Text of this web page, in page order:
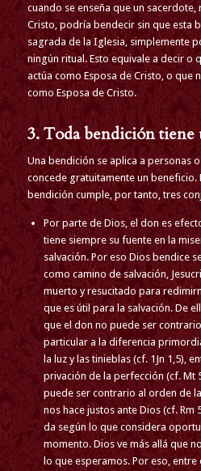
cuando se enseña que un
Cristo, podría bendecir sin que esta
sagrada de la Iglesia, simplemente
ningún ritual. Esto equivale a decir o
actúa como Esposa de Cristo, o que
como Esposa de Cristo.
3. Toda bendición
Una bendición se aplica a personas
concede gratuitamente un beneficio.
bendición cumple, por tanto, tres
Por parte de Dios, el don es
tiene siempre su fuente en la
salvación. Por eso Dios bendice
como camino de salvación,
muerto y resucitado para
que es útil para la salvación. De
que el don no puede ser
particular a la diferencia
la luz y las tinieblas (cf. 1Jn 1,5),
privación de la perfección (cf. Mt
puede ser contrario al orden de
nos hace justos ante Dios (cf. Rm
da según lo que considera
momento. Dios ve más allá que
lo que esperamos. Por eso,